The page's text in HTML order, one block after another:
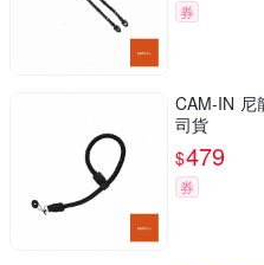
券
CAM-IN 尼
司貨
$479
券